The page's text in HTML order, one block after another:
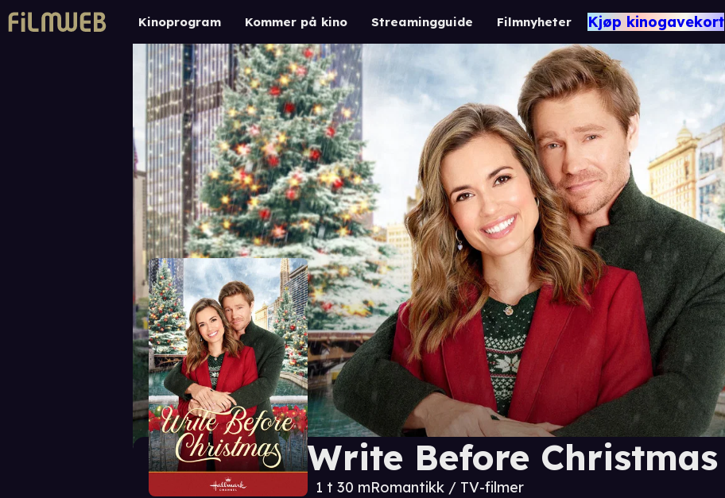
Kinoprogram Kommer på kino Streamingguide Filmnyheter Kjøp kinogavekort
Write Before Christmas
1 t 30 mRomantikk / TV-filmer